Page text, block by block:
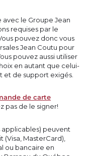
le Groupe Jean
requises par le
pouvez donc vous
Jean Coutu pour
pouvez aussi utiliser
en autant que celui-
et de support exigés.
de carte
pas de le signer!
applicables) peuvent
MasterCard),
ou bancaire en